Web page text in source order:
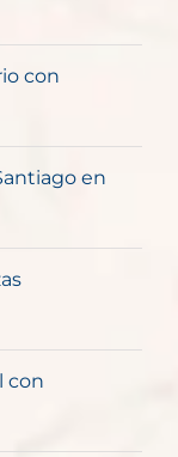
con
en
con